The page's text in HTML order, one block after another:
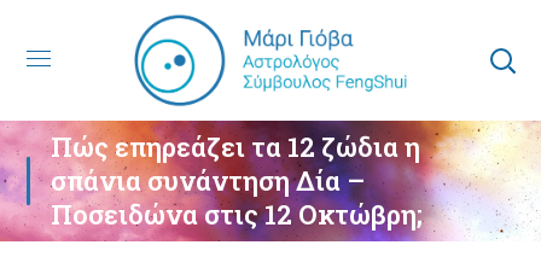
Πώς επηρεάζει τα 12 ζώδια η
σπάνια συνάντηση Δία –
Ποσειδώνα στις 12 Οκτώβρη;